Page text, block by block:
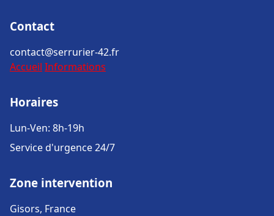
Contact
contact@serrurier-42.fr
Accueil Informations
Horaires
Lun-Ven: 8h-19h
Service d'urgence 24/7
Zone intervention
Gisors, France